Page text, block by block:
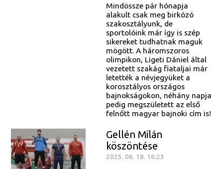
Mindössze pár hónapja
alakult csak meg birkózó
szakosztályunk, de
sportolóink már így is szép
sikereket tudhatnak maguk
mögött. A háromszoros
olimpikon, Ligeti Dániel által
vezetett szakág fiataljai már
letették a névjegyüket a
korosztályos országos
bajnokságokon, néhány napja
pedig megszületett az első
felnőtt magyar bajnoki cím is!
Gellén Milán
köszöntése
2025. 06. 18. 16:23